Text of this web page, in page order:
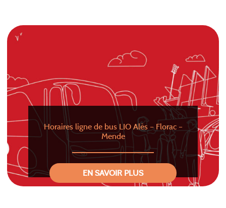
Horaires ligne de bus LIO Alès – Florac –
Mende
EN SAVOIR PLUS